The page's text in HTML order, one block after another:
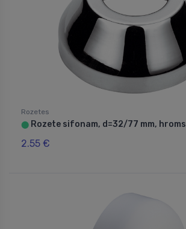
Rozetes
⬤ Rozete sifonam, d=32/77 mm,
2.55 €